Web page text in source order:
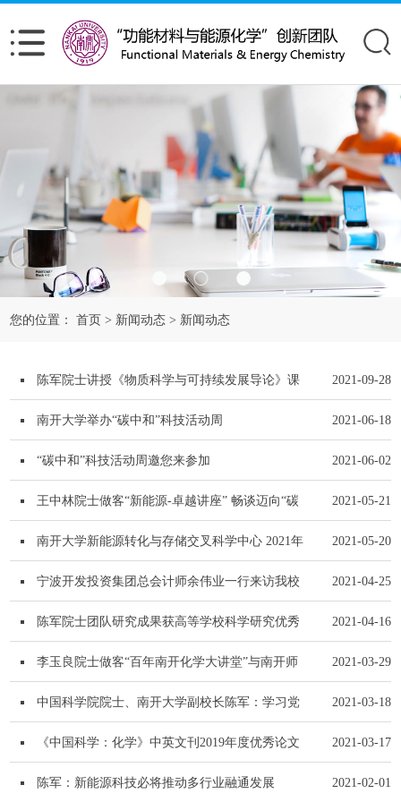
您的位置：首页 > 新闻动态 > 新闻动态
陈军院士讲授《物质科学与可持续发展导论》课 2021-09-28
南开大学举办“碳中和”科技活动周 2021-06-18
“碳中和”科技活动周邀您来参加 2021-06-02
王中林院士做客“新能源-卓越讲座” 畅谈迈向“碳
中和”蓝色大能...
2021-05-21
南开大学新能源转化与存储交叉科学中心 2021年
全国优秀大学生夏...
2021-05-20
宁波开发投资集团总会计师余伟业一行来访我校 2021-04-25
陈军院士团队研究成果获高等学校科学研究优秀
成果奖（科学技术）...
2021-04-16
李玉良院士做客“百年南开化学大讲堂”与南开师
生畅谈新型能源材...
2021-03-29
中国科学院院士、南开大学副校长陈军：学习党
史，勇担使命
2021-03-18
《中国科学：化学》中英文刊2019年度优秀论文
评选结果发布！
2021-03-17
陈军：新能源科技必将推动多行业融通发展 2021-02-01